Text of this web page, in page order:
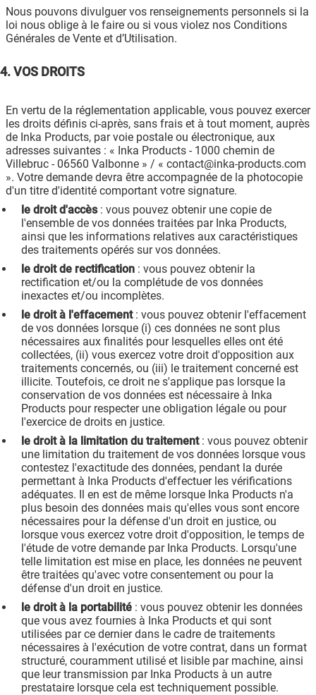
Nous pouvons divulguer vos renseignements personnels si la
loi nous oblige à le faire ou si vous violez nos Conditions
Générales de Vente et d’Utilisation.
4. VOS DROITS
En vertu de la réglementation applicable, vous pouvez exercer
les droits définis ci-après, sans frais et à tout moment, auprès
de Inka Products, par voie postale ou électronique, aux
adresses suivantes : « Inka Products - 1000 chemin de
Villebruc - 06560 Valbonne » / « contact@inka-products.com
». Votre demande devra être accompagnée de la photocopie
d'un titre d'identité comportant votre signature.
le droit d'accès: vous pouvez obtenir une copie de
l'ensemble de vos données traitées par Inka Products,
ainsi que les informations relatives aux caractéristiques
des traitements opérés sur vos données.
le droit de rectification : vous pouvez obtenir la
rectification et/ou la complétude de vos données
inexactes et/ou incomplètes.
le droit à l'effacement: vous pouvez obtenir l'effacement
de vos données lorsque (i) ces données ne sont plus
nécessaires aux finalités pour lesquelles elles ont été
collectées, (ii) vous exercez votre droit d'opposition aux
traitements concernés, ou (iii) le traitement concerné est
illicite. Toutefois, ce droit ne s'applique pas lorsque la
conservation de vos données est nécessaire à Inka
Products pour respecter une obligation légale ou pour
l'exercice de droits en justice.
le droit à la limitation du traitement: vous pouvez obtenir
une limitation du traitement de vos données lorsque vous
contestez l'exactitude des données, pendant la durée
permettant à Inka Products d'effectuer les vérifications
adéquates. Il en est de même lorsque Inka Products n'a
plus besoin des données mais qu'elles vous sont encore
nécessaires pour la défense d'un droit en justice, ou
lorsque vous exercez votre droit d'opposition, le temps de
l'étude de votre demande par Inka Products. Lorsqu'une
telle limitation est mise en place, les données ne peuvent
être traitées qu'avec votre consentement ou pour la
défense d'un droit en justice.
le droit à la portabilité : vous pouvez obtenir les données
que vous avez fournies à Inka Products et qui sont
utilisées par ce dernier dans le cadre de traitements
nécessaires à l'exécution de votre contrat, dans un format
structuré, couramment utilisé et lisible par machine, ainsi
que leur transmission par Inka Products à un autre
prestataire lorsque cela est techniquement possible.